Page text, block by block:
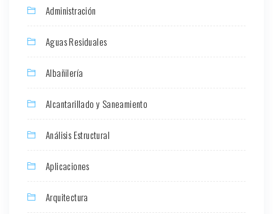
Administración
Aguas Residuales
Albañilería
Alcantarillado y Saneamiento
Análisis Estructural
Aplicaciones
Arquitectura